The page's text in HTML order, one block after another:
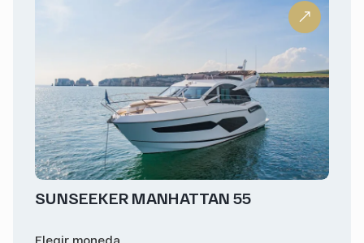
SUNSEEKER MANHATTAN 55
Elegir moneda